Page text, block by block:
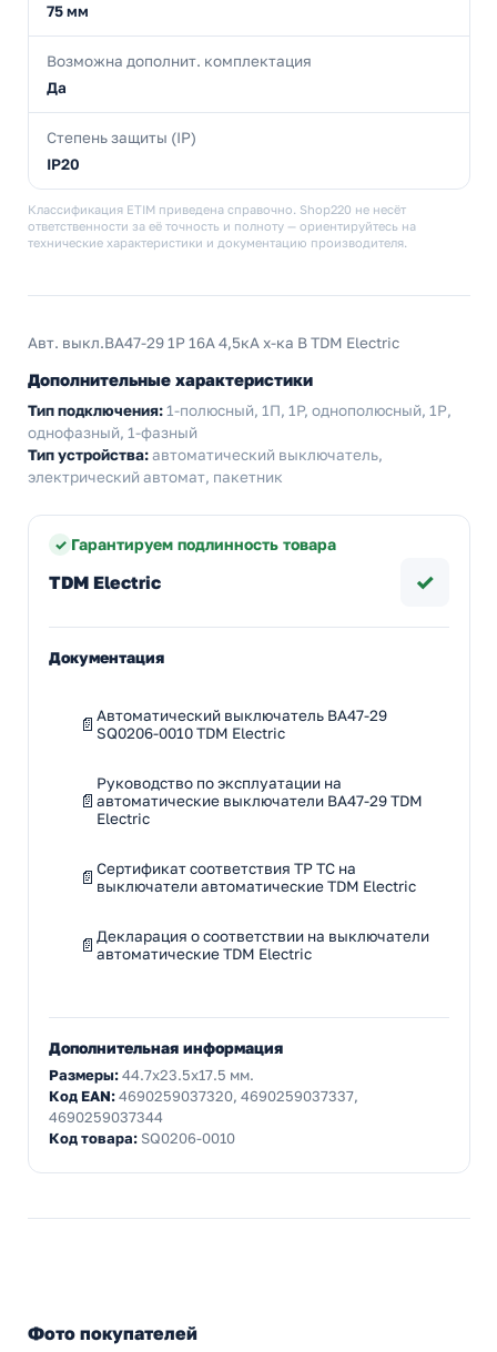
75 мм
Возможна дополнит. комплектация
Да
Степень защиты (IP)
IP20
Классификация ETIM приведена справочно. Shop220 не несёт
ответственности за её точность и полноту — ориентируйтесь на
технические характеристики и документацию производителя.
Авт. выкл.ВА47-29 1Р 16А 4,5кА х-ка В TDM Electric
Дополнительные характеристики
Тип подключения:1-полюсный, 1П, 1P, однополюсный, 1Р,
однофазный, 1-фазный
Тип устройства:автоматический выключатель,
электрический автомат, пакетник
Гарантируем подлинность товара
TDM Electric ✓
Документация
Автоматический выключатель ВА47-29
SQ0206-0010 TDM Electric
Руководство по эксплуатации на
автоматические выключатели ВА47-29 TDM
Electric
Сертификат соответствия ТР ТС на
выключатели автоматические TDM Electric
Декларация о соответствии на выключатели
автоматические TDM Electric
Дополнительная информация
Размеры:44.7x23.5x17.5 мм.
Код EAN:4690259037320, 4690259037337,
4690259037344
Код товара: SQ0206-0010
Фото покупателей